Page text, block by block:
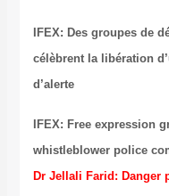
IFEX: Des groupes de
célèbrent la libération
d’alerte
IFEX: Free expression
whistleblower police
Dr Jellali Farid: Danger